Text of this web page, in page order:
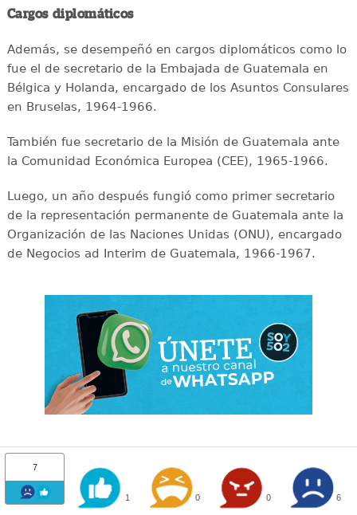
Cargos diplomáticos
Además, se desempeñó en cargos diplomáticos como lo
fue el de secretario de la Embajada de Guatemala en
Bélgica y Holanda, encargado de los Asuntos Consulares
en Bruselas, 1964-1966.
También fue secretario de la Misión de Guatemala ante
la Comunidad Económica Europea (CEE), 1965-1966.
Luego, un año después fungió como primer secretario
de la representación permanente de Guatemala ante la
Organización de las Naciones Unidas (ONU), encargado
de Negocios ad Interim de Guatemala, 1966-1967.
7
1 0 0 6